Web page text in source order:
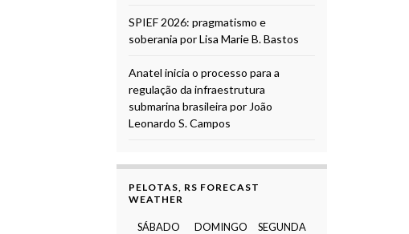
SPIEF 2026: pragmatismo e
soberania por Lisa Marie B. Bastos
Anatel inicia o processo para a
regulação da infraestrutura
submarina brasileira por João
Leonardo S. Campos
PELOTAS, RS FORECAST
WEATHER
SÁBADO DOMINGO SEGUNDA